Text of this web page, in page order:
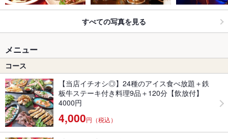
すべての写真を見る
メニュー
コース
【当店イチオシ◎】24種のアイス食べ放題＋鉄
板牛ステーキ付き料理9品＋120分【飲放付】
4000円
4,000円（税込）